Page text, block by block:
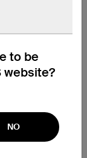
to be
website?
NO